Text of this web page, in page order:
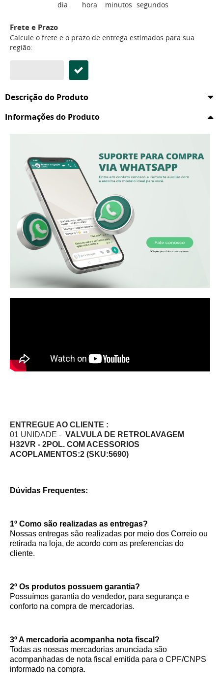
dia hora minutos segundos
Frete e Prazo
Calcule o frete e o prazo de entrega estimados para sua
região:
Descrição do Produto
Informações do Produto
ENTREGUE AO CLIENTE :
01 UNIDADE - VALVULA DE RETROLAVAGEM
H32VR - 2POL. COM ACESSORIOS
ACOPLAMENTOS:2 (SKU:5690)
Dúvidas Frequentes:
1º Como são realizadas as entregas?
Nossas entregas são realizadas por meio dos Correio ou
retirada na loja, de acordo com as preferencias do
cliente.
2º Os produtos possuem garantia?
Possuímos garantia do vendedor, para segurança e
conforto na compra de mercadorias.
3º A mercadoria acompanha nota fiscal?
Todas as nossas mercadorias anunciada são
acompanhadas de nota fiscal emitida para o CPF/CNPS
informado na compra.